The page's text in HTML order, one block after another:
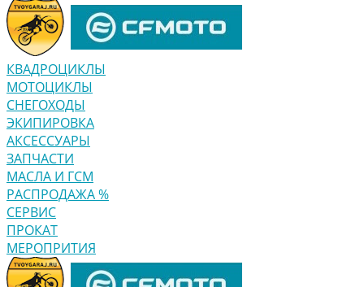
КВАДРОЦИКЛЫ
МОТОЦИКЛЫ
СНЕГОХОДЫ
ЭКИПИРОВКА
АКСЕССУАРЫ
ЗАПЧАСТИ
МАСЛА И ГСМ
РАСПРОДАЖА %
СЕРВИС
ПРОКАТ
МЕРОПРИТИЯ